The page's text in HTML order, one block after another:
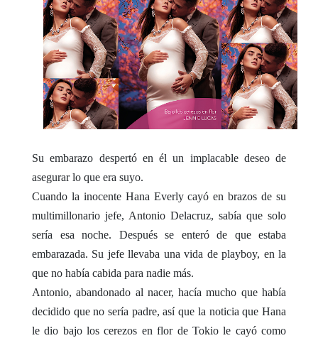
Su embarazo despertó en él un implacable deseo de
asegurar lo que era suyo.
Cuando la inocente Hana Everly cayó en brazos de su
multimillonario jefe, Antonio Delacruz, sabía que solo
sería esa noche. Después se enteró de que estaba
embarazada. Su jefe llevaba una vida de playboy, en la
que no había cabida para nadie más.
Antonio, abandonado al nacer, hacía mucho que había
decidido que no sería padre, así que la noticia que Hana
le dio bajo los cerezos en flor de Tokio le cayó como